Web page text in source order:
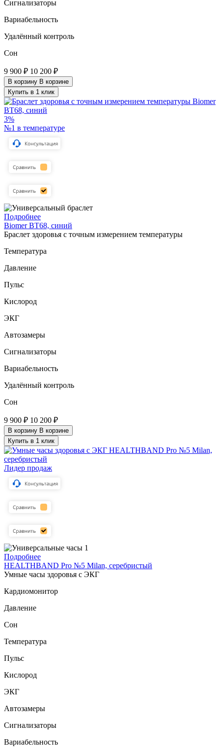
Сигнализаторы
Вариабельность
Удалённый контроль
Сон
9 900 ₽ 10 200 ₽
В корзину В корзине
Купить в 1 клик
3%
№1 в температуре
Подробнее
Biomer BT68, синий
Браслет здоровья с точным измерением температуры
Температура
Давление
Пульс
Кислород
ЭКГ
Автозамеры
Сигнализаторы
Вариабельность
Удалённый контроль
Сон
9 900 ₽ 10 200 ₽
В корзину В корзине
Купить в 1 клик
Лидер продаж
Подробнее
HEALTHBAND Pro №5 Milan, серебристый
Умные часы здоровья с ЭКГ
Кардиомонитор
Давление
Сон
Температура
Пульс
Кислород
ЭКГ
Автозамеры
Сигнализаторы
Вариабельность